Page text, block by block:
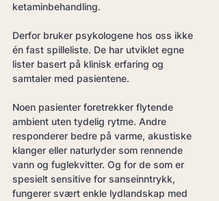
ketaminbehandling.
Derfor bruker psykologene hos oss ikke
én fast spilleliste. De har utviklet egne
lister basert på klinisk erfaring og
samtaler med pasientene.
Noen pasienter foretrekker flytende
ambient uten tydelig rytme. Andre
responderer bedre på varme, akustiske
klanger eller naturlyder som rennende
vann og fuglekvitter. Og for de som er
spesielt sensitive for sanseinntrykk,
fungerer svært enkle lydlandskap med